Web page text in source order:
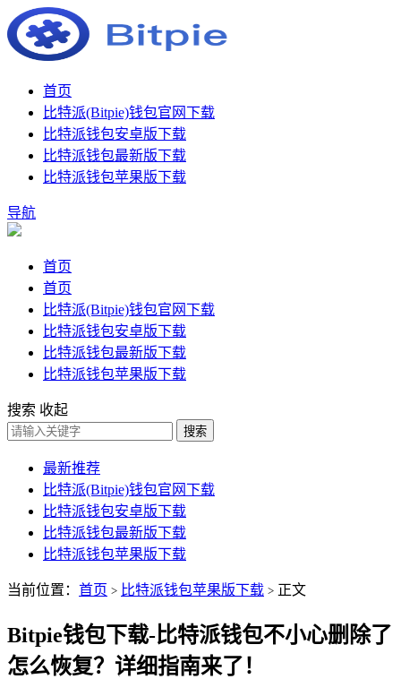
首页
比特派(Bitpie)钱包官网下载
比特派钱包安卓版下载
比特派钱包最新版下载
比特派钱包苹果版下载
导航
首页
首页
比特派(Bitpie)钱包官网下载
比特派钱包安卓版下载
比特派钱包最新版下载
比特派钱包苹果版下载
搜索 收起
搜索
最新推荐
比特派(Bitpie)钱包官网下载
比特派钱包安卓版下载
比特派钱包最新版下载
比特派钱包苹果版下载
当前位置： 首页 > 比特派钱包苹果版下载 > 正文
Bitpie钱包下载-比特派钱包不小心删除了
怎么恢复？详细指南来了！